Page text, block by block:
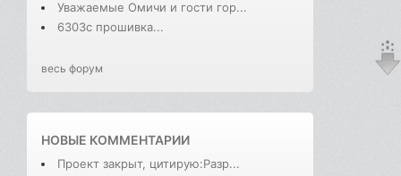
Уважаемые Омичи и гости гор...
6303с прошивка...
весь форум
НОВЫЕ КОММЕНТАРИИ
Проект закрыт, цитирую:Разр...